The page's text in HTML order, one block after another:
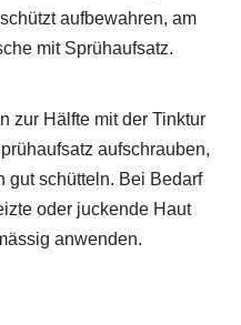
aufbewahren, am
mit Sprühaufsatz.
zur Hälfte mit der Tinktur
aufschrauben,
gut schütteln. Bei Bedarf
oder juckende Haut
anwenden.